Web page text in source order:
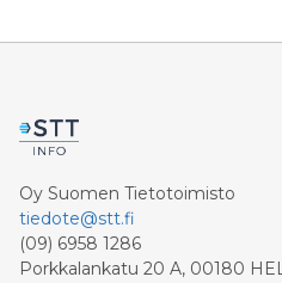
Oy Suomen Tietotoimisto
tiedote@stt.fi
(09) 6958 1286
Porkkalankatu 20 A, 00180